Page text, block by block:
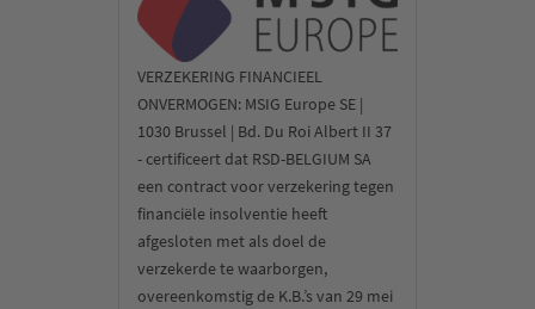
VERZEKERING FINANCIEEL
ONVERMOGEN: MSIG Europe SE |
1030 Brussel | Bd. Du Roi Albert II 37
- certificeert dat RSD-BELGIUM SA
een contract voor verzekering tegen
financiële insolventie heeft
afgesloten met als doel de
verzekerde te waarborgen,
overeenkomstig de K.B.’s van 29 mei